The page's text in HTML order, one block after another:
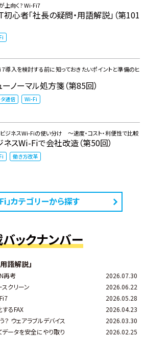
上向く? Wi-Fi7
心者「社長の疑問・用語解説」（第101
7導入を検討する前に知っておきたいポイントと準備のヒ
ーノーマル処方箋（第85回）
通信 Wi-Fi
ジネスWi-Fiの使い分け ～速度・コスト・利便性で比較
ネスWi-Fiで会社改造（第50回）
働き方改革
」カテゴリーから探す
ックナンバー
語解説」
再考
2026.07.30
クリーン
2026.06.22
2026.05.28
るFAX
2026.04.23
ウェアラブルデバイス
2026.03.30
ータを安全にやり取り
2026.02.25